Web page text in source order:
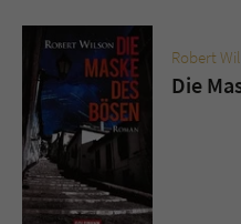
Robert
Die